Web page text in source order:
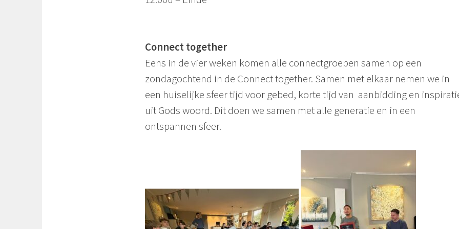
Connect together
Eens in de vier weken komen alle connectgroepen samen op een
zondagochtend in de Connect together. Samen met elkaar nemen we in
een huiselijke sfeer tijd voor gebed, korte tijd van aanbidding en
uit Gods woord. Dit doen we samen met alle generatie en in een
ontspannen sfeer.